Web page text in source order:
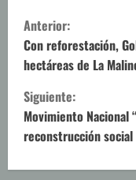
S
i
g
u
e
Anterior:
Con reforestación,
hectáreas de La
Siguiente:
Movimiento Nacional
reconstrucción social